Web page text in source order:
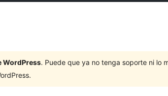
WordPress. Puede que ya no tenga soporte ni lo